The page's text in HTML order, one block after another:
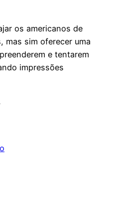
os americanos de
mas sim oferecer uma
e tentarem
impressões